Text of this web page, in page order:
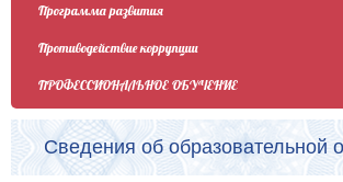
Программа развития
Противодействие коррупции
ПРОФЕССИОНАЛЬНОЕ ОБУЧЕНИЕ
Сведения об образовательной